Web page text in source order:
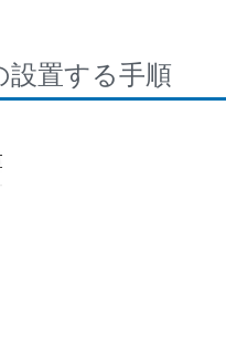
設置する手順